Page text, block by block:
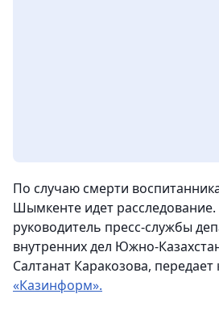
По случаю смерти
Шымкенте идет
руководитель пресс-службы
внутренних дел Южно-
Салтанат Каракозова, передает
«Казинформ».